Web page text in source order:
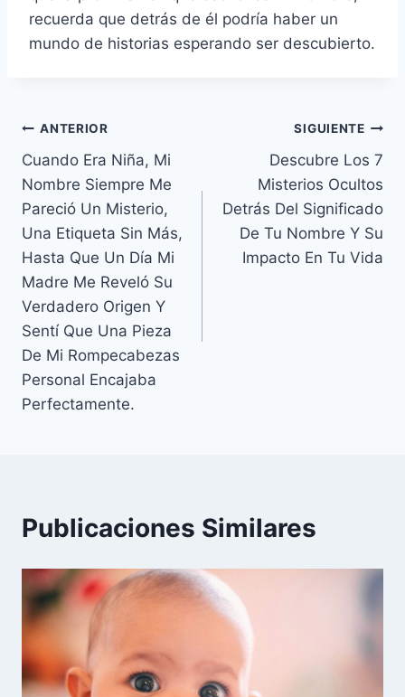
recuerda que detrás de él podría haber un
mundo de historias esperando ser descubierto.
Navegación
de
entradas
ANTERIOR
Cuando Era Niña, Mi
Nombre Siempre Me
Pareció Un Misterio,
Una Etiqueta Sin Más,
Hasta Que Un Día Mi
Madre Me Reveló Su
Verdadero Origen Y
Sentí Que Una Pieza
De Mi Rompecabezas
Personal Encajaba
Perfectamente.
SIGUIENTE
Descubre Los 7
Misterios Ocultos
Detrás Del Significado
De Tu Nombre Y Su
Impacto En Tu Vida
Publicaciones Similares